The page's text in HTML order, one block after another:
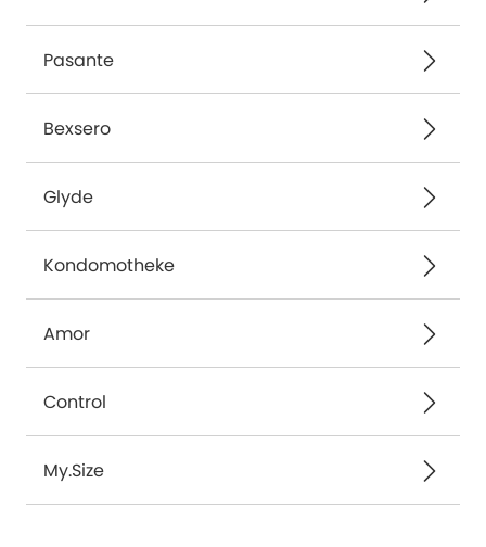
Pasante
Bexsero
Glyde
Kondomotheke
Amor
Control
My.Size